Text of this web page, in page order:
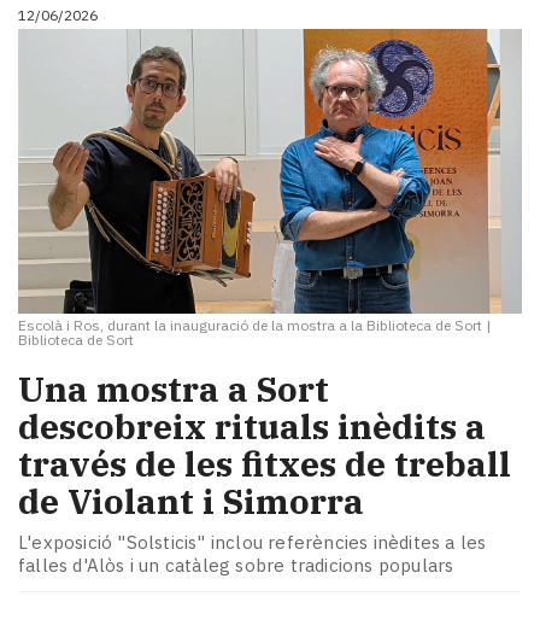
12/06/2026
Escolà i Ros, durant la inauguració de la mostra a la Biblioteca de Sort |
Biblioteca de Sort
Una mostra a Sort
descobreix rituals inèdits a
través de les fitxes de treball
de Violant i Simorra
L'exposició "Solsticis" inclou referències inèdites a les
falles d'Alòs i un catàleg sobre tradicions populars